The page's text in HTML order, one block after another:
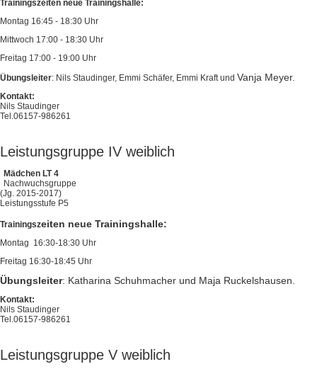
Trainingszeiten neue Trainingshalle:
Montag 16:45 - 18:30 Uhr
Mittwoch 17:00 - 18:30 Uhr
Freitag 17:00 - 19:00 Uhr
Übungsleiter: Nils Staudinger, Emmi Schäfer, Emmi Kraft und Vanja Meyer.
Kontakt:
Nils Staudinger
Tel.06157-986261
Leistungsgruppe IV weiblich
Mädchen LT 4
Nachwuchsgruppe
(Jg. 2015-2017)
Leistungsstufe P5
Trainingszeiten neue Trainingshalle:
Montag 16:30-18:30 Uhr
Freitag 16:30-18:45 Uhr
Übungsleiter: Katharina Schuhmacher und Maja Ruckelshausen.
Kontakt:
Nils Staudinger
Tel.06157-986261
Leistungsgruppe V weiblich